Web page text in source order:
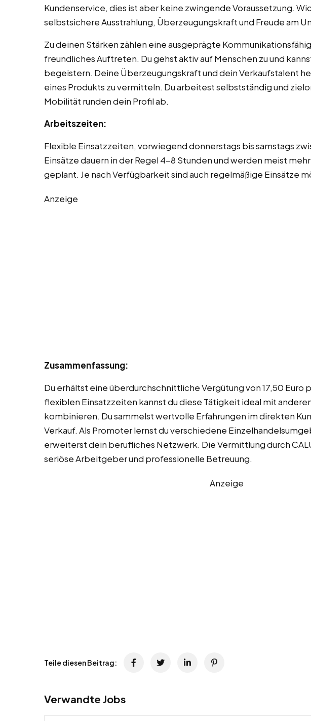
Kundenservice, dies ist aber keine zwingende Voraussetzung.
selbstsichere Ausstrahlung, Überzeugungskraft und Freude am
Zu deinen Stärken zählen eine ausgeprägte
freundliches Auftreten. Du gehst aktiv auf Menschen zu und
begeistern. Deine Überzeugungskraft und dein Verkaufstalent
eines Produkts zu vermitteln. Du arbeitest selbstständig und
Mobilität runden dein Profil ab.
Arbeitszeiten:
Flexible Einsatzzeiten, vorwiegend donnerstags bis samstags
Einsätze dauern in der Regel 4-8 Stunden und werden meist
geplant. Je nach Verfügbarkeit sind auch regelmäßige Einsätze
Anzeige
Zusammenfassung:
Du erhältst eine überdurchschnittliche Vergütung von 17,50 Euro
flexiblen Einsatzzeiten kannst du diese Tätigkeit ideal mit
kombinieren. Du sammelst wertvolle Erfahrungen im direkten
Verkauf. Als Promoter lernst du verschiedene
erweiterst dein berufliches Netzwerk. Die Vermittlung durch
seriöse Arbeitgeber und professionelle Betreuung.
Anzeige
Teile diesen Beitrag:
Verwandte Jobs